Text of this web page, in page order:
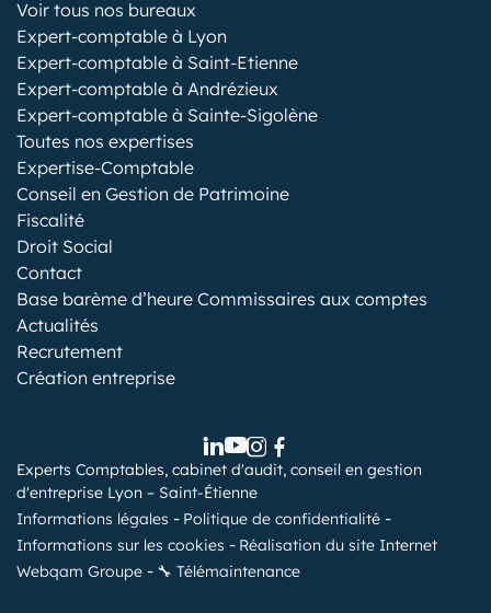
Voir tous nos bureaux
Expert-comptable à Lyon
Expert-comptable à Saint-Etienne
Expert-comptable à Andrézieux
Expert-comptable à Sainte-Sigolène
Toutes nos expertises
Expertise-Comptable
Conseil en Gestion de Patrimoine
Fiscalité
Droit Social
Contact
Base barème d’heure Commissaires aux comptes
Actualités
Recrutement
Création entreprise
Experts Comptables, cabinet d'audit, conseil en gestion
d'entreprise Lyon – Saint-Étienne
Informations légales
Politique de confidentialité
Informations sur les cookies
Réalisation du site Internet
Webqam Groupe
🔧 Télémaintenance